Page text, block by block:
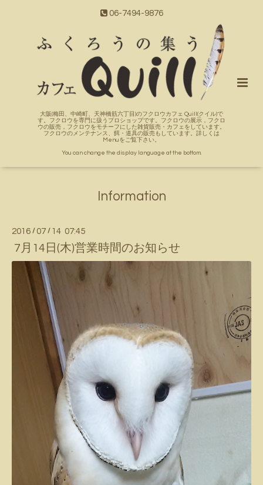
06-7494-9876
大阪(梅田、中崎町、天神橋筋六丁目)のフクロウカフェ Quill(クイル)で
す。フクロウを専門に扱うプロショップです。フクロウの展示，フクロ
ウの販売，フクロウをモチーフにした雑貨販売・カフェをしています。
フクロウのメンテナンス、餌・道具の販売もしています。詳しくは
Menuをご覧下さい。
You can change the display language at the bottom.
Information
2016 / 07 / 14 07:45
7月14日(木)営業時間のお知らせ